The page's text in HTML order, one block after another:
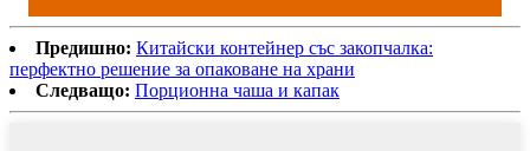
Предишно: Китайски контейнер със закопчалка:
перфектно решение за опаковане на храни
Следващо: Порционна чаша и капак